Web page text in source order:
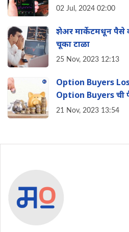
आण‍ि त्यापासून कसे
02 Jul, 2024 02:00
शेअर मार्केटमधून पैसे
चूका टाळा
25 Nov, 2023 12:13
Option Buyers
Option Buyers ची
माहिती आहेत का?
21 Nov, 2023 13:54